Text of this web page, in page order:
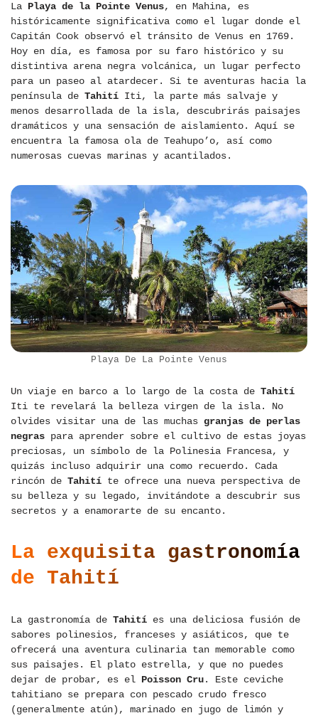
La Playa de la Pointe Venus, en Mahina, es
históricamente significativa como el lugar donde el
Capitán Cook observó el tránsito de Venus en 1769.
Hoy en día, es famosa por su faro histórico y su
distintiva arena negra volcánica, un lugar perfecto
para un paseo al atardecer. Si te aventuras hacia la
península de Tahití Iti, la parte más salvaje y
menos desarrollada de la isla, descubrirás paisajes
dramáticos y una sensación de aislamiento. Aquí se
encuentra la famosa ola de Teahupo’o, así como
numerosas cuevas marinas y acantilados.
Playa De La Pointe Venus
Un viaje en barco a lo largo de la costa de Tahití
Iti te revelará la belleza virgen de la isla. No
olvides visitar una de las muchas granjas de perlas
negras para aprender sobre el cultivo de estas joyas
preciosas, un símbolo de la Polinesia Francesa, y
quizás incluso adquirir una como recuerdo. Cada
rincón de Tahití te ofrece una nueva perspectiva de
su belleza y su legado, invitándote a descubrir sus
secretos y a enamorarte de su encanto.
La exquisita gastronomía
de Tahití
La gastronomía de Tahití es una deliciosa fusión de
sabores polinesios, franceses y asiáticos, que te
ofrecerá una aventura culinaria tan memorable como
sus paisajes. El plato estrella, y que no puedes
dejar de probar, es el Poisson Cru. Este ceviche
tahitiano se prepara con pescado crudo fresco
(generalmente atún), marinado en jugo de limón y